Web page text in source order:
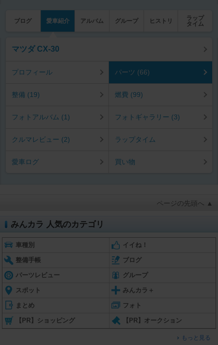
ブログ 愛車紹介 アルバム グループ ヒストリ
ラップ
タイム
マツダ CX-30
プロフィール パーツ (66)
整備 (19) 燃費 (99)
フォトアルバム (1) フォトギャラリー (3)
クルマレビュー (2) ラップタイム
愛車ログ 買い物
ページの先頭へ ▲
みんカラ 人気のカテゴリ
車種別 イイね！
整備手帳 ブログ
パーツレビュー グループ
スポット みんカラ＋
まとめ フォト
【PR】ショッピング 【PR】オークション
もっと見る